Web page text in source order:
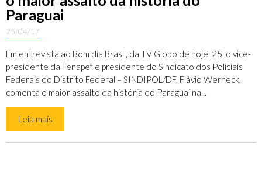
Paraguai
25/04/17
Em entrevista ao Bom dia Brasil, da TV Globo de hoje, 25, o vice-
presidente da Fenapef e presidente do Sindicato dos Policiais
Federais do Distrito Federal – SINDIPOL/DF, Flávio Werneck,
comenta o maior assalto da história do Paraguai na...
Leia mais